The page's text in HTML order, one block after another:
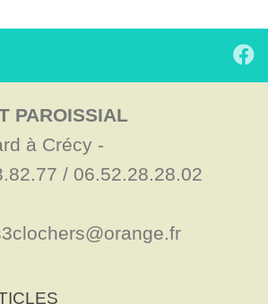
PAROISSIAL
à Crécy -
/ 06.52.28.28.02